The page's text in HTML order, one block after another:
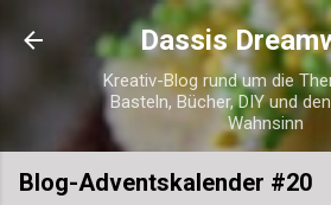
Direkt zum
Dassis
Kreativ-Blog rund um die
Basteln, Bücher, DIY und
Wahnsinn
Blog-Adventskalender #20